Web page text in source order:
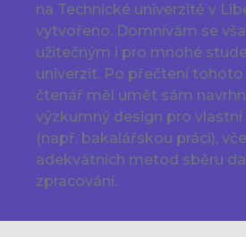
na Technické univerzitě v
vytvořeno. Domnívám se
užitečným i pro mnohé
univerzit. Po přečtení
čtenář měl umět sám
výzkumný design pro
(např. bakalářskou práci),
adekvátních metod sběru
zpracování.